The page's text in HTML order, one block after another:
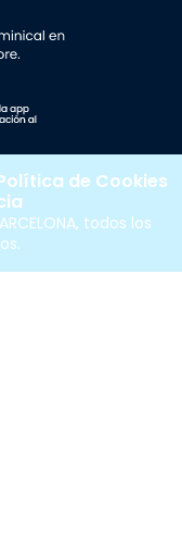
todos los
de Cookies